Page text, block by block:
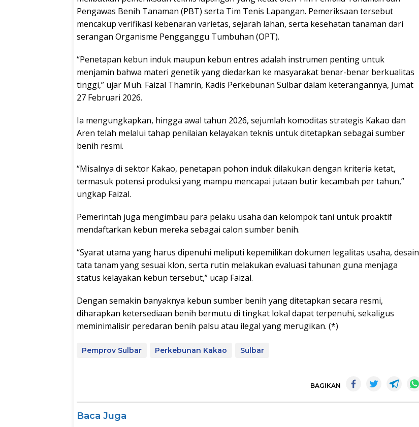
Pengawas Benih Tanaman (PBT) serta Tim Tenis Lapangan. Pemeriksaan tersebut
mencakup verifikasi kebenaran varietas, sejarah lahan, serta kesehatan tanaman dari
serangan Organisme Pengganggu Tumbuhan (OPT).
“Penetapan kebun induk maupun kebun entres adalah instrumen penting untuk
menjamin bahwa materi genetik yang diedarkan ke masyarakat benar-benar berkualitas
tinggi,” ujar Muh. Faizal Thamrin, Kadis Perkebunan Sulbar dalam keterangannya, Jumat
27 Februari 2026.
Ia mengungkapkan, hingga awal tahun 2026, sejumlah komoditas strategis Kakao dan
Aren telah melalui tahap penilaian kelayakan teknis untuk ditetapkan sebagai sumber
benih resmi.
“Misalnya di sektor Kakao, penetapan pohon induk dilakukan dengan kriteria ketat,
termasuk potensi produksi yang mampu mencapai jutaan butir kecambah per tahun,”
ungkap Faizal.
Pemerintah juga mengimbau para pelaku usaha dan kelompok tani untuk proaktif
mendaftarkan kebun mereka sebagai calon sumber benih.
“Syarat utama yang harus dipenuhi meliputi kepemilikan dokumen legalitas usaha, desain
tata tanam yang sesuai klon, serta rutin melakukan evaluasi tahunan guna menjaga
status kelayakan kebun tersebut,” ucap Faizal.
Dengan semakin banyaknya kebun sumber benih yang ditetapkan secara resmi,
diharapkan ketersediaan benih bermutu di tingkat lokal dapat terpenuhi, sekaligus
meminimalisir peredaran benih palsu atau ilegal yang merugikan. (*)
Pemprov Sulbar Perkebunan Kakao Sulbar
BAGIKAN
Baca Juga